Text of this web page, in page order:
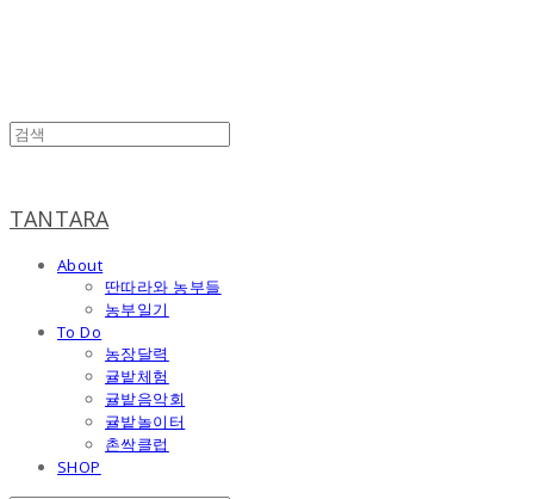
TANTARA
About
딴따라와 농부들
농부일기
To Do
농장달력
귤밭체험
귤밭음악회
귤밭놀이터
촌싹클럽
SHOP